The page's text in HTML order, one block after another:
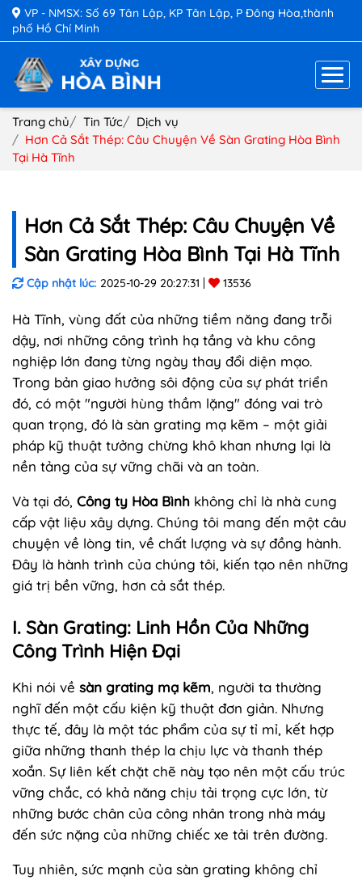
VP - NMSX: Số 69 Tân Lập, KP Tân Lập, P Đông Hòa,thành
phố Hồ Chí Minh
Trang chủ Tin Tức
Dịch vụ
Hơn Cả Sắt Thép: Câu Chuyện Về Sàn Grating Hòa Bình
Tại Hà Tĩnh
Hơn Cả Sắt Thép: Câu Chuyện Về
Sàn Grating Hòa Bình Tại Hà Tĩnh
Cập nhật lúc: 2025-10-29 20:27:31 13536
Hà Tĩnh, vùng đất của những tiềm năng đang trỗi
dậy, nơi những công trình hạ tầng và khu công
nghiệp lớn đang từng ngày thay đổi diện mạo.
Trong bản giao hưởng sôi động của sự phát triển
đó, có một "người hùng thầm lặng" đóng vai trò
quan trọng, đó là sàn grating mạ kẽm – một giải
pháp kỹ thuật tưởng chừng khô khan nhưng lại là
nền tảng của sự vững chãi và an toàn.
Và tại đó, Công ty Hòa Bình không chỉ là nhà cung
cấp vật liệu xây dựng. Chúng tôi mang đến một câu
chuyện về lòng tin, về chất lượng và sự đồng hành.
Đây là hành trình của chúng tôi, kiến tạo nên những
giá trị bền vững, hơn cả sắt thép.
I. Sàn Grating: Linh Hồn Của Những
Công Trình Hiện Đại
Khi nói về sàn grating mạ kẽm, người ta thường
nghĩ đến một cấu kiện kỹ thuật đơn giản. Nhưng
thực tế, đây là một tác phẩm của sự tỉ mỉ, kết hợp
giữa những thanh thép la chịu lực và thanh thép
xoắn. Sự liên kết chặt chẽ này tạo nên một cấu trúc
vững chắc, có khả năng chịu tải trọng cực lớn, từ
những bước chân của công nhân trong nhà máy
đến sức nặng của những chiếc xe tải trên đường.
Tuy nhiên, sức mạnh của sàn grating không chỉ